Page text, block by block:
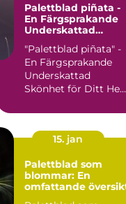
Palettblad piñata -
En Färgsprakande
Underskattad
Hem
"Palettblad piñata" -
En Färgsprakande
Underskattad
Skönhet för Ditt Hem
Palettblad pi...
15. jan
Palettblad som
blommar: En
omfattande